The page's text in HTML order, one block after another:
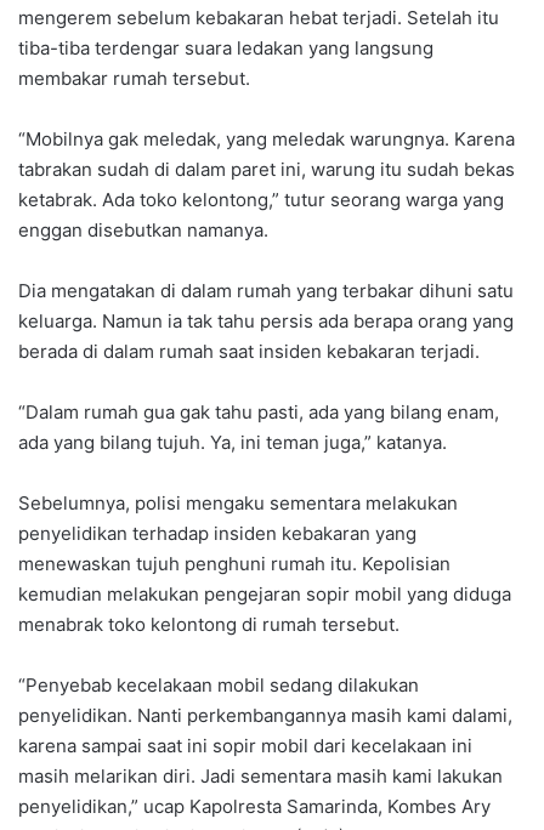
mengerem sebelum kebakaran hebat terjadi. Setelah itu
tiba-tiba terdengar suara ledakan yang langsung
membakar rumah tersebut.
“Mobilnya gak meledak, yang meledak warungnya. Karena
tabrakan sudah di dalam paret ini, warung itu sudah bekas
ketabrak. Ada toko kelontong,” tutur seorang warga yang
enggan disebutkan namanya.
Dia mengatakan di dalam rumah yang terbakar dihuni satu
keluarga. Namun ia tak tahu persis ada berapa orang yang
berada di dalam rumah saat insiden kebakaran terjadi.
“Dalam rumah gua gak tahu pasti, ada yang bilang enam,
ada yang bilang tujuh. Ya, ini teman juga,” katanya.
Sebelumnya, polisi mengaku sementara melakukan
penyelidikan terhadap insiden kebakaran yang
menewaskan tujuh penghuni rumah itu. Kepolisian
kemudian melakukan pengejaran sopir mobil yang diduga
menabrak toko kelontong di rumah tersebut.
“Penyebab kecelakaan mobil sedang dilakukan
penyelidikan. Nanti perkembangannya masih kami dalami,
karena sampai saat ini sopir mobil dari kecelakaan ini
masih melarikan diri. Jadi sementara masih kami lakukan
penyelidikan,” ucap Kapolresta Samarinda, Kombes Ary